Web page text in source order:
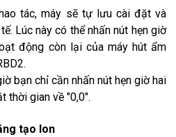
tác, máy sẽ tự lưu cài đặt và
Lúc này có thể nhấn nút hẹn giờ
động còn lại của máy hút ẩm
bạn chỉ cần nhấn nút hẹn giờ hai
thời gian về "0,0".
tạo Ion